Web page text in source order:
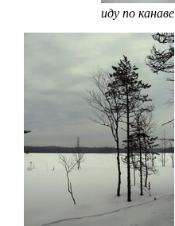
иду по канаве